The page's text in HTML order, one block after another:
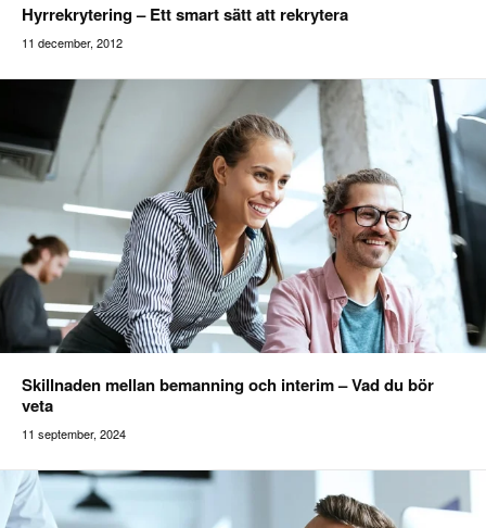
Hyrrekrytering – Ett smart sätt att rekrytera
11 december, 2012
Addilon
Skillnaden mellan bemanning och interim – Vad du bör
veta
11 september, 2024